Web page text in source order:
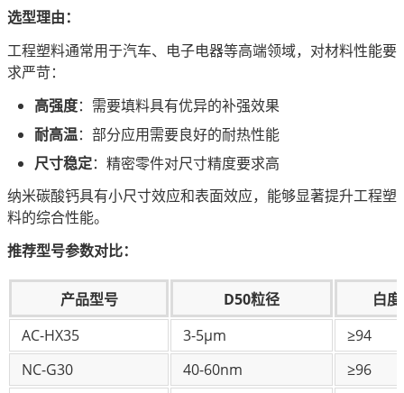
选型理由：
工程塑料通常用于汽车、电子电器等高端领域，对材料性能要
求严苛：
高强度：需要填料具有优异的补强效果
耐高温：部分应用需要良好的耐热性能
尺寸稳定：精密零件对尺寸精度要求高
纳米碳酸钙具有小尺寸效应和表面效应，能够显著提升工程塑
料的综合性能。
推荐型号参数对比：
产品型号 D50粒径
白度
AC-HX35
3-5μm
≥94
NC-G30
40-60nm
≥96